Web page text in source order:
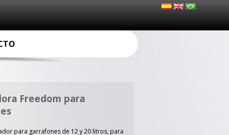
Freedom para
para garrafones de 12 y 20 litros, para